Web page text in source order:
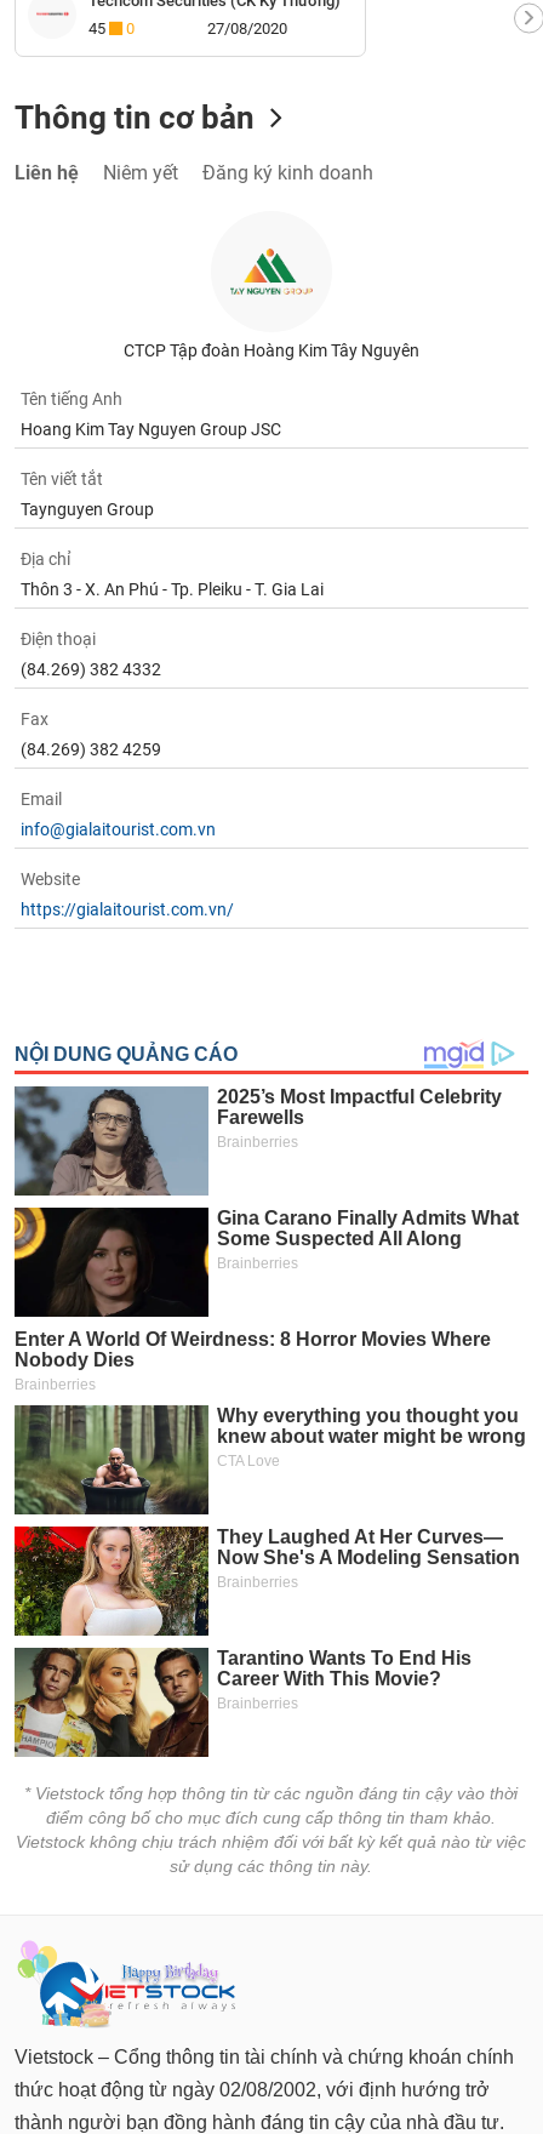
45
0 27/08/2020
Thông tin cơ bản
Liên hệ Niêm yết Đăng ký kinh doanh
CTCP Tập đoàn Hoàng Kim Tây Nguyên
Tên tiếng Anh
Hoang Kim Tay Nguyen Group JSC
Tên viết tắt
Taynguyen Group
Địa chỉ
Thôn 3 - X. An Phú - Tp. Pleiku - T. Gia Lai
Điện thoại
(84.269) 382 4332
Fax
(84.269) 382 4259
Email
info@gialaitourist.com.vn
Website
https://gialaitourist.com.vn/
* Vietstock tổng hợp thông tin từ các nguồn đáng tin cậy vào thời
điểm công bố cho mục đích cung cấp thông tin tham khảo.
Vietstock không chịu trách nhiệm đối với bất kỳ kết quả nào từ việc
sử dụng các thông tin này.
Vietstock – Cổng thông tin tài chính và chứng khoán chính
thức hoạt động từ ngày 02/08/2002, với định hướng trở
thành người bạn đồng hành đáng tin cậy của nhà đầu tư.